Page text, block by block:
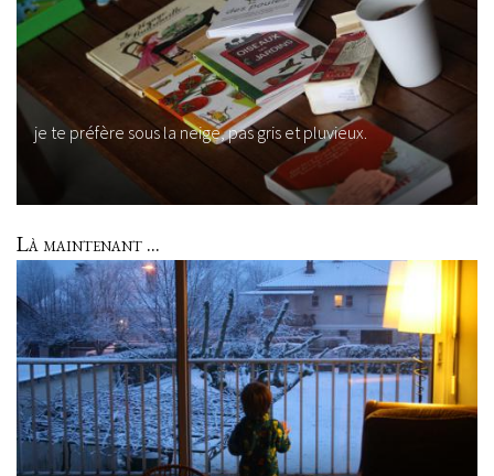
je te préfère sous la neige, pas gris et pluvieux.
Là maintenant ...